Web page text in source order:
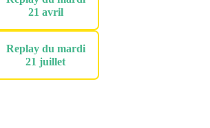
21 avril
Replay du mardi
21 juillet